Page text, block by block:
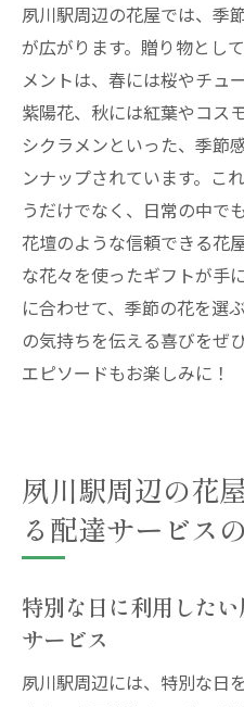
夙川駅周辺の花屋では、季
が広がります。贈り物とし
メントは、春には桜やチュ
紫陽花、秋には紅葉やコス
シクラメンといった、季節
ンナップされています。こ
うだけでなく、日常の中で
花壇のような信頼できる花
な花々を使ったギフトが手
に合わせて、季節の花を選
の気持ちを伝える喜びをぜ
エピソードもお楽しみに！
夙川駅周辺の花
る配達サービス
特別な日に利用した
サービス
夙川駅周辺には、特別な日